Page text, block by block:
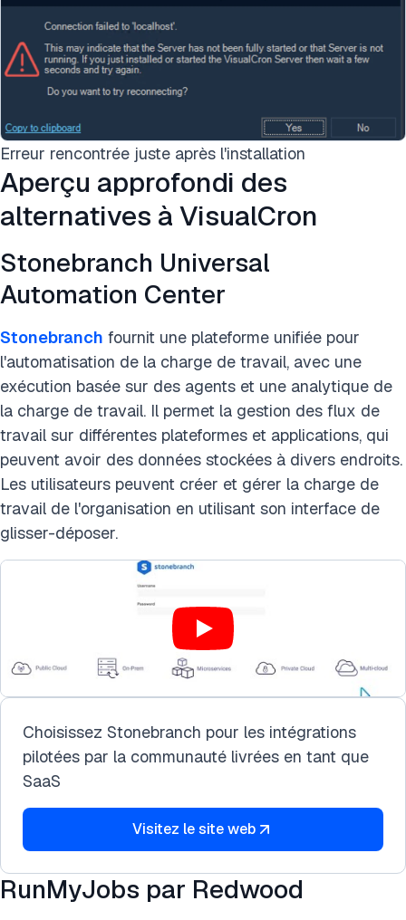
Erreur rencontrée juste après l'installation
Aperçu approfondi des
alternatives à VisualCron
Stonebranch Universal
Automation Center
Stonebranch fournit une plateforme unifiée pour
l'automatisation de la charge de travail, avec une
exécution basée sur des agents et une analytique de
la charge de travail. Il permet la gestion des flux de
travail sur différentes plateformes et applications, qui
peuvent avoir des données stockées à divers endroits.
Les utilisateurs peuvent créer et gérer la charge de
travail de l'organisation en utilisant son interface de
glisser-déposer.
Choisissez Stonebranch pour les intégrations
pilotées par la communauté livrées en tant que
SaaS
Visitez le site web
RunMyJobs par Redwood